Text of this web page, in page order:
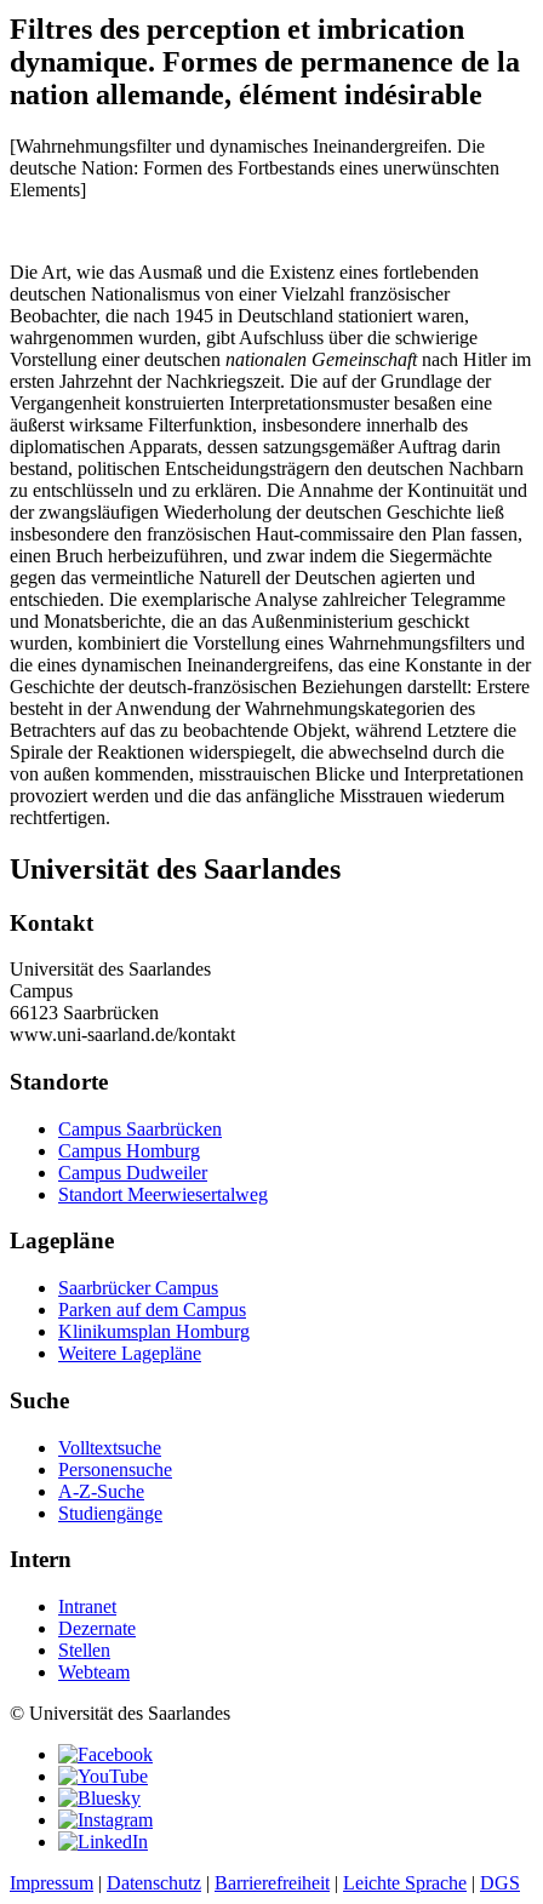
Filtres des perception et imbrication
dynamique. Formes de permanence de la
nation allemande, élément indésirable
[Wahrnehmungsfilter und dynamisches Ineinandergreifen. Die
deutsche Nation: Formen des Fortbestands eines unerwünschten
Elements]
Die Art, wie das Ausmaß und die Existenz eines fortlebenden
deutschen Nationalismus von einer Vielzahl französischer
Beobachter, die nach 1945 in Deutschland stationiert waren,
wahrgenommen wurden, gibt Aufschluss über die schwierige
Vorstellung einer deutschen nationalen Gemeinschaftnach Hitler im
ersten Jahrzehnt der Nachkriegszeit. Die auf der Grundlage der
Vergangenheit konstruierten Interpretationsmuster besaßen eine
äußerst wirksame Filterfunktion, insbesondere innerhalb des
diplomatischen Apparats, dessen satzungsgemäßer Auftrag darin
bestand, politischen Entscheidungsträgern den deutschen Nachbarn
zu entschlüsseln und zu erklären. Die Annahme der Kontinuität und
der zwangsläufigen Wiederholung der deutschen Geschichte ließ
insbesondere den französischen Haut-commissaire den Plan fassen,
einen Bruch herbeizuführen, und zwar indem die Siegermächte
gegen das vermeintliche Naturell der Deutschen agierten und
entschieden. Die exemplarische Analyse zahlreicher Telegramme
und Monatsberichte, die an das Außenministerium geschickt
wurden, kombiniert die Vorstellung eines Wahrnehmungsfilters und
die eines dynamischen Ineinandergreifens, das eine Konstante in der
Geschichte der deutsch-französischen Beziehungen darstellt: Erstere
besteht in der Anwendung der Wahrnehmungskategorien des
Betrachters auf das zu beobachtende Objekt, während Letztere die
Spirale der Reaktionen widerspiegelt, die abwechselnd durch die
von außen kommenden, misstrauischen Blicke und Interpretationen
provoziert werden und die das anfängliche Misstrauen wiederum
rechtfertigen.
Universität des Saarlandes
Kontakt
Universität des Saarlandes
Campus
66123 Saarbrücken
www.uni-saarland.de/kontakt
Standorte
Campus Saarbrücken
Campus Homburg
Campus Dudweiler
Standort Meerwiesertalweg
Lagepläne
Saarbrücker Campus
Parken auf dem Campus
Klinikumsplan Homburg
Weitere Lagepläne
Suche
Volltextsuche
Personensuche
A-Z-Suche
Studiengänge
Intern
Intranet
Dezernate
Stellen
Webteam
© Universität des Saarlandes
Impressum | Datenschutz | Barrierefreiheit | Leichte Sprache | DGS